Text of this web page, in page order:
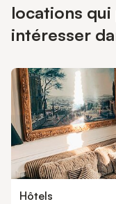
locations
intéresser
Hôtels